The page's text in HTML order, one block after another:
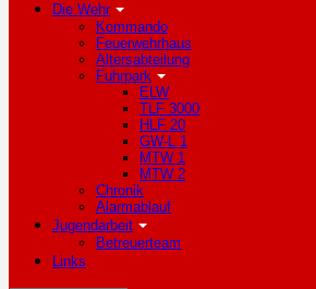
Die Wehr
Kommando
Feuerwehrhaus
Altersabteilung
Fuhrpark
ELW
TLF 3000
HLF 20
GW-L 1
MTW 1
MTW 2
Chronik
Alarmablauf
Jugendarbeit
Betreuerteam
Links